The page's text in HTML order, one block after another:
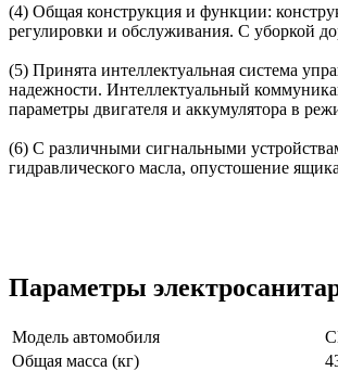
(4) Общая конструкция и функции:
регулировки и обслуживания. С уборкой
(5) Принята интеллектуальная система
надежности. Интеллектуальный
параметры двигателя и аккумулятора в
(6) С различными сигнальными
гидравлического масла, опустошение
Параметры
Модель автомобиля
Общая масса (кг)